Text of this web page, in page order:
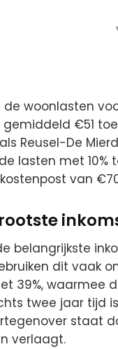
woonlasten
€51
Reusel-De
lasten met 10%
van
belangrijkste
dit vaak
39%, waarmee
twee jaar tijd
staat
verlaagt.